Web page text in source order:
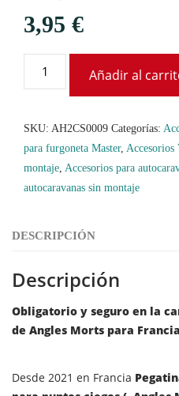
3,95 €
Añadir al
SKU: AH2CS0009 Categorías:
para furgoneta Master, Accesorios
montaje, Accesorios para
autocaravanas sin montaje
DESCRIPCIÓN
Descripción
Obligatorio y seguro en la
de Angles Morts para Francia
Desde 2021 en Francia